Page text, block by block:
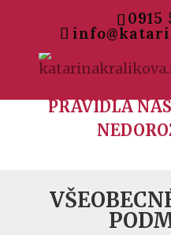
0915
PRAVIDLÁ